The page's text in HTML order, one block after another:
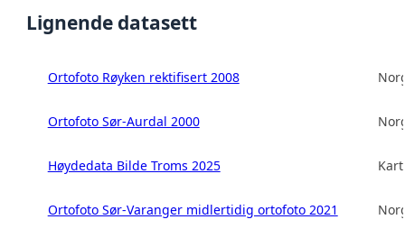
Lignende datasett
Ortofoto Røyken rektifisert 2008
Ortofoto Sør-Aurdal 2000
Høydedata Bilde Troms 2025
Ortofoto Sør-Varanger midlertidig ortofoto 2021